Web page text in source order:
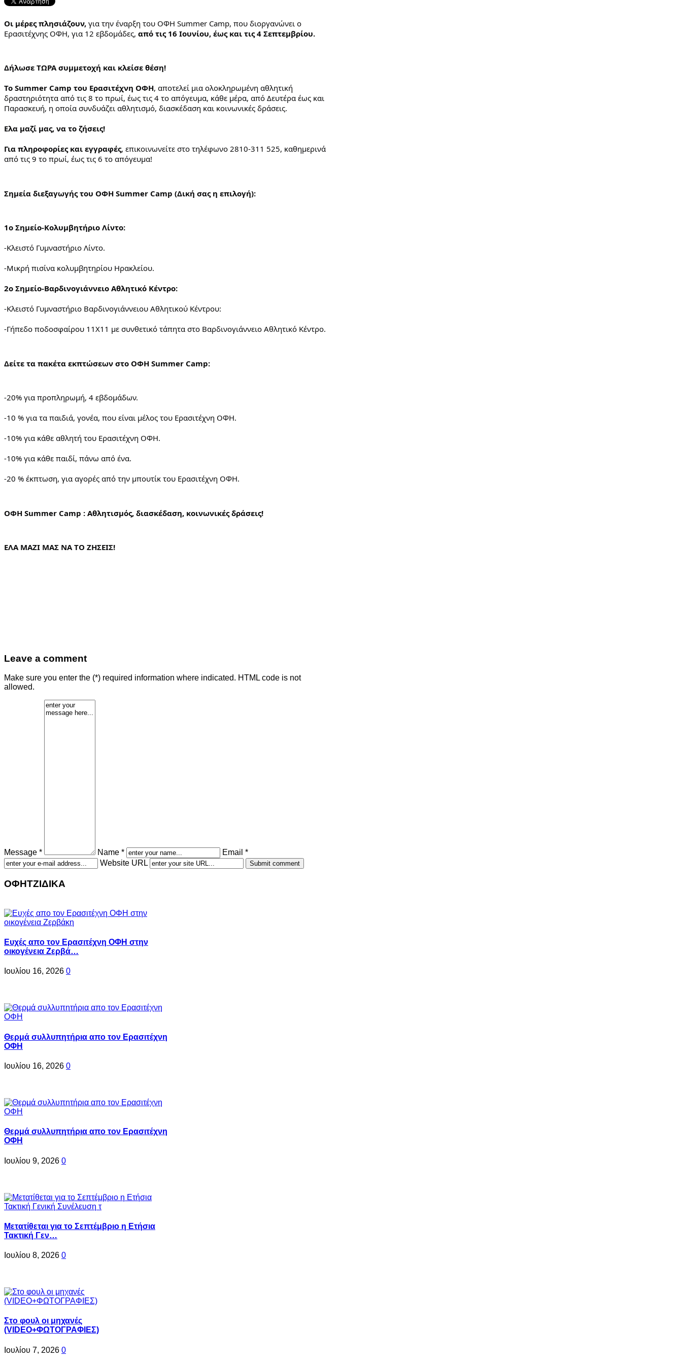
Oι μέρες πλησιάζουν, για την έναρξη του ΟΦΗ Summer Camp, που διοργανώνει ο
Ερασιτέχνης ΟΦΗ, για 12 εβδομάδες, από τις 16 Ιουνίου, έως και τις 4 Σεπτεμβρίου.
Δήλωσε ΤΩΡΑ συμμετοχή και κλείσε θέση!
Το Summer Camp του Ερασιτέχνη ΟΦΗ, αποτελεί μια ολοκληρωμένη αθλητική
δραστηριότητα από τις 8 το πρωί, έως τις 4 το απόγευμα, κάθε μέρα, από Δευτέρα έως και
Παρασκευή, η οποία συνδυάζει αθλητισμό, διασκέδαση και κοινωνικές δράσεις.
Ελα μαζί μας, να το ζήσεις!
Για πληροφορίες και εγγραφές, επικοινωνείτε στο τηλέφωνο 2810-311 525, καθημερινά
από τις 9 το πρωί, έως τις 6 το απόγευμα!
Σημεία διεξαγωγής του ΟΦΗ Summer Camp (Δική σας η επιλογή):
1ο Σημείο-Κολυμβητήριο Λίντο:
-Κλειστό Γυμναστήριο Λίντο.
-Μικρή πισίνα κολυμβητηρίου Ηρακλείου.
2o Σημείο-Βαρδινογιάννειο Αθλητικό Κέντρο:
-Κλειστό Γυμναστήριο Βαρδινογιάννειου Αθλητικού Κέντρου:
-Γήπεδο ποδοσφαίρου 11Χ11 με συνθετικό τάπητα στο Βαρδινογιάννειο Αθλητικό Κέντρο.
Δείτε τα πακέτα εκπτώσεων στο ΟΦΗ Summer Camp:
-20% για προπληρωμή, 4 εβδομάδων.
-10 % για τα παιδιά, γονέα, που είναι μέλος του Ερασιτέχνη ΟΦΗ.
-10% για κάθε αθλητή του Ερασιτέχνη ΟΦΗ.
-10% για κάθε παιδί, πάνω από ένα.
-20 % έκπτωση, για αγορές από την μπουτίκ του Ερασιτέχνη ΟΦΗ.
ΟΦΗ Summer Camp : Αθλητισμός, διασκέδαση, κοινωνικές δράσεις!
ΕΛΑ ΜΑΖΙ ΜΑΣ ΝΑ ΤΟ ΖΗΣΕΙΣ!
Leave a comment
Make sure you enter the (*) required information where indicated. HTML code is not
allowed.
Message * Name *
Email *
Website URL
ΟΦΗΤΖΙΔΙΚΑ
Ευχές απο τον Ερασιτέχνη ΟΦΗ στην
οικογένεια Ζερβά…
Ιουλίου 16, 2026 0
Θερμά συλλυπητήρια απο τον Ερασιτέχνη
ΟΦΗ
Ιουλίου 16, 2026 0
Θερμά συλλυπητήρια απο τον Ερασιτέχνη
ΟΦΗ
Ιουλίου 9, 2026 0
Μετατίθεται για το Σεπτέμβριο η Ετήσια
Τακτική Γεν…
Ιουλίου 8, 2026 0
Στο φουλ οι μηχανές
(VIDEO+ΦΩΤΟΓΡΑΦΙΕΣ)
Ιουλίου 7, 2026 0